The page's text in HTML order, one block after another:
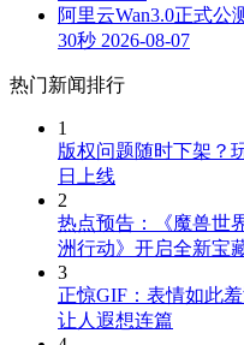
阿里云Wan3.0正式
30秒 2026-08-07
热门新闻排行
1
版权问题随时下架？
日上线
2
热点预告：《魔兽世
洲行动》开启全新宝
3
正惊GIF：表情如此
让人遐想连篇